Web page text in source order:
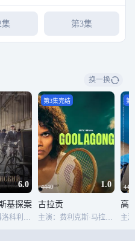
集 第3集
换一换
6.0
基探案
主演：尤里·科洛科利尼科夫,Vilma Kutaviciute,安德烈·纳济莫夫,马克西姆·拉加什金,安东·哈巴罗夫,弗拉基米尔·叶皮凡采夫,丹尼尔·沃罗比耶夫,欧嘉·阿特高尔茨,伊戈尔·格拉布佐夫,Roman Goncharenko,瓦伦蒂娜·李亚皮娜,Kirill Rubtsov,谢尔盖·巴可夫斯基,Aleksandr Bolshakov,Ilya Shakunov,尤利娅·马尔琴科,Valeri Kukhareshin,耶莲娜·鲁法诺娃,卓娅·布里亚克,Sergei Byzgu,彼得·哈尔琴科
4440 1.0
第3集完结
古拉贡
主演：费利克斯·马拉德 Luke Carroll Roberto Zenca 乔恩·阿尔特林格 Lila McGuire Courtney Clarke 马尔顿·索克斯
4440
第
高